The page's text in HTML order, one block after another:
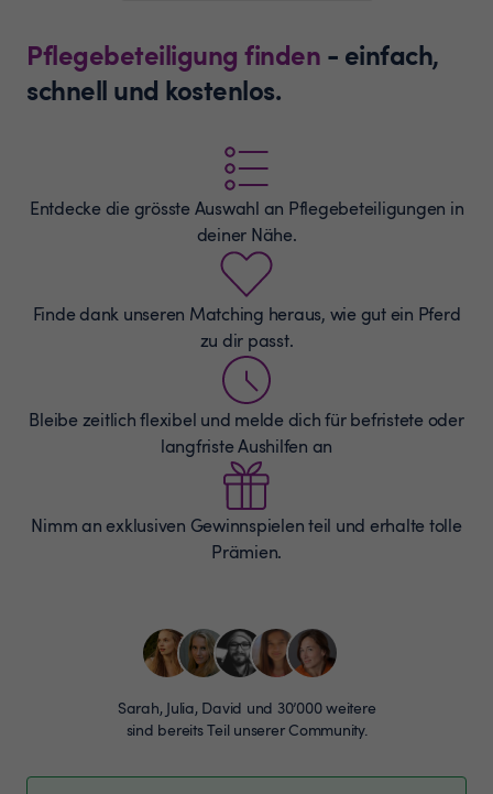
Pflegebeteiligung finden - einfach,
schnell und kostenlos.
Entdecke die grösste Auswahl an Pflegebeteiligungen in
deiner Nähe.
Finde dank unseren Matching heraus, wie gut ein Pferd
zu dir passt.
Bleibe zeitlich flexibel und melde dich für befristete oder
langfriste Aushilfen an
Nimm an exklusiven Gewinnspielen teil und erhalte tolle
Prämien.
Sarah, Julia, David und 30’000 weitere
sind bereits Teil unserer Community.